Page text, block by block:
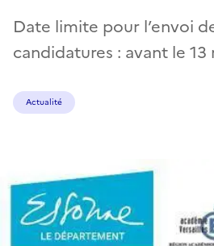
Date limite pour l’envoi
candidatures : avant le 13
Actualité